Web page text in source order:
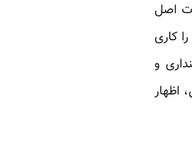
اصل
کاری
پنداری و
اظهار